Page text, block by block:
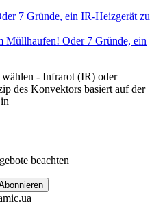
Müllhaufen! Oder 7 Gründe, ein
wählen - Infrarot (IR) oder
des Konvektors basiert auf der
beachten